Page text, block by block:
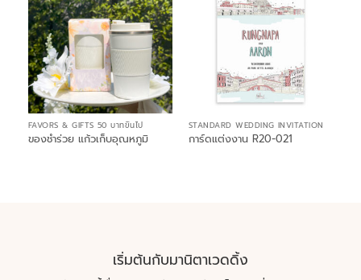
FAVORS & GIFTS 50 บาทขึ้นไป
ของชำร่วย แก้วเก็บอุณหภูมิ
STANDARD WEDDING INVITATION
การ์ดแต่งงาน R20-021
เริ่มต้นกับมานิตาเวดดิ้ง